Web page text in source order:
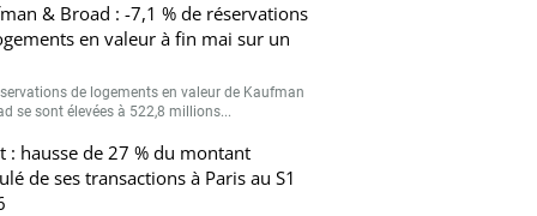
& Broad : -7,1 % de réservations
en valeur à fin mai sur un
de logements en valeur de Kaufman
se sont élevées à 522,8 millions...
: hausse de 27 % du montant
de ses transactions à Paris au S1